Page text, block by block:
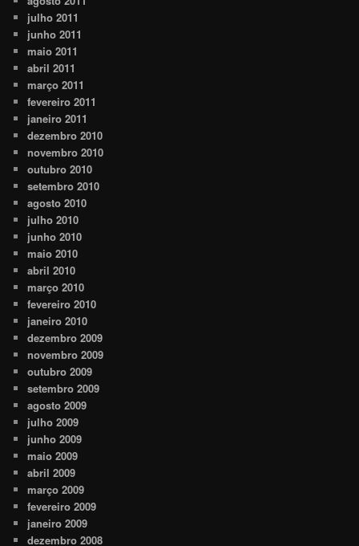
julho 2011
junho 2011
maio 2011
abril 2011
março 2011
fevereiro 2011
janeiro 2011
dezembro 2010
novembro 2010
outubro 2010
setembro 2010
agosto 2010
julho 2010
junho 2010
maio 2010
abril 2010
março 2010
fevereiro 2010
janeiro 2010
dezembro 2009
novembro 2009
outubro 2009
setembro 2009
agosto 2009
julho 2009
junho 2009
maio 2009
abril 2009
março 2009
fevereiro 2009
janeiro 2009
dezembro 2008